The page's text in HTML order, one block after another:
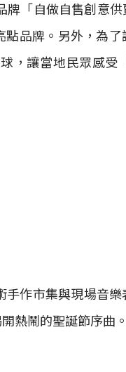
「自做自售創意
品牌。另外，為
，讓當地民眾感受
作市集與現場音
熱鬧的聖誕節序曲。